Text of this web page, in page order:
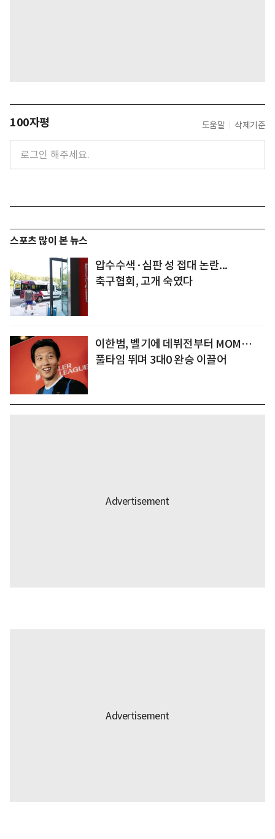
100자평 도움말 삭제기준
스포츠 많이 본 뉴스
압수수색·심판 성 접대 논란...
축구협회, 고개 숙였다
이한범, 벨기에 데뷔전부터 MOM…
풀타임 뛰며 3대0 완승 이끌어